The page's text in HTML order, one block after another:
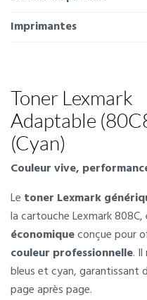
Imprimantes
Toner Lexmark
Adaptable
(Cyan)
Couleur vive,
Le toner Lexmark
la cartouche Lexmark 808C,
économiqueconçue pour
couleur professionnelle.
bleus et cyan, garantissant
page après page.